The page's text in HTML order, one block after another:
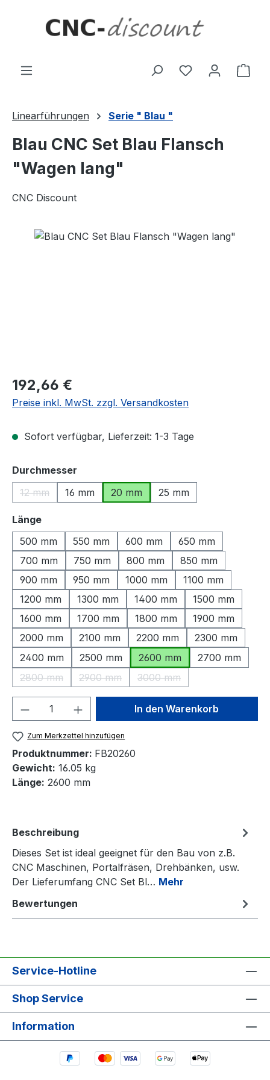
Linearführungen Serie " Blau "
Blau CNC Set Blau Flansch
"Wagen lang"
CNC Discount
Bildergalerie überspringen
Regulärer Preis:
192,66 €
Preise inkl. MwSt. zzgl. Versandkosten
Sofort verfügbar, Lieferzeit: 1-3 Tage
Durchmesser
12 mm
(Diese Option ist zurzeit nicht verfügbar.)
16 mm 20 mm 25 mm
Längeauswählen
500 mm
550 mm 600 mm
650 mm
700 mm
750 mm 800 mm
850 mm
900 mm
950 mm 1000 mm
1100 mm
1200 mm
1300 mm 1400 mm
1500 mm
1600 mm
1700 mm 1800 mm
1900 mm
2000 mm
2100 mm 2200 mm
2300 mm
2400 mm
2500 mm 2600 mm
2700 mm
2800 mm
(Diese Option ist zurzeit nicht verfügbar.)
2900 mm
(Diese Option ist zurzeit nicht verfügbar.)
3000 mm
(Diese Option ist zurzeit
Produkt Anzahl: Gib denIn den Warenkorb
Zum Merkzettel hinzufügen
Produktnummer: FB20260
Gewicht: 16.05 kg
Länge: 2600 mm
Beschreibung
Dieses Set ist ideal geeignet für den Bau von z.B.
CNC Maschinen, Portalfräsen, Drehbänken, usw.
Der Lieferumfang CNC Set Bl… Mehr
Bewertungen
Service-Hotline
Shop Service
Information